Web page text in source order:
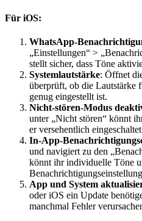
Für iOS:
WhatsApp-
„Einstellungen“ >
stellt sicher, dass Töne
Systemlautstärke: Öffnet
überprüft, ob die Lautstärke
genug eingestellt ist.
Nicht-stören-Modus
unter „Nicht stören“ könnt
er versehentlich
In-App-
und navigiert zu den
könnt ihr individuelle Töne
App und System
oder iOS ein Update
manchmal Fehler